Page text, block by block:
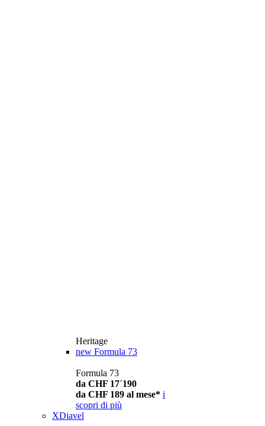
Heritage
new Formula 73
Formula 73
da CHF 17´190
da CHF 189 al mese* i
scopri di più
XDiavel